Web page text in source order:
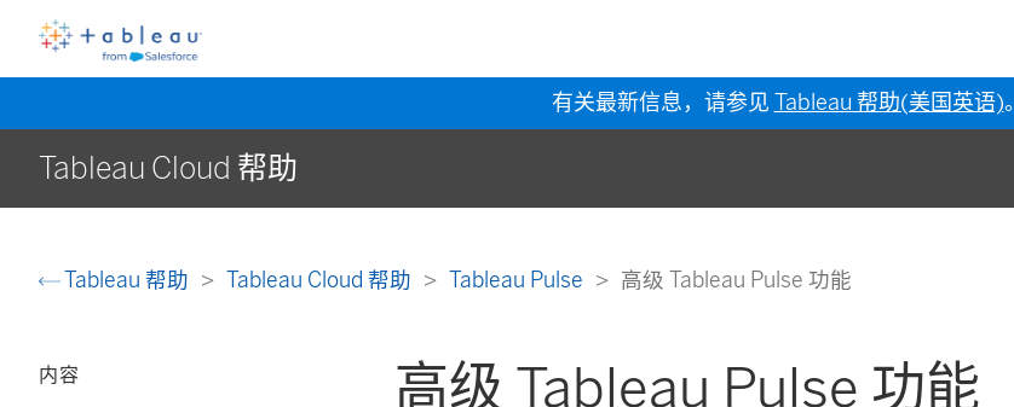
有关最新信息，请参见 Tableau 帮助(美国英语)。
Tableau Cloud 帮助
Tableau 帮助 Tableau Cloud 帮助 Tableau Pulse 高级 Tableau Pulse 功能
内容 高级 Tableau Pulse 功能